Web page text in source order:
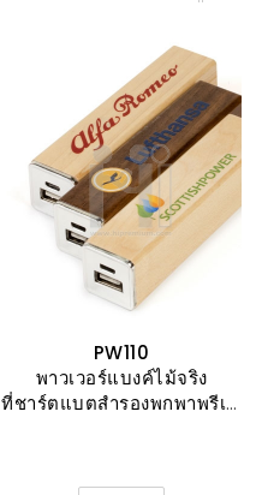
PW110
พาวเวอร์แบงค์ไม้จริง
ที่ชาร์ตแบตสํารองพกพาพรีเมี่ยม